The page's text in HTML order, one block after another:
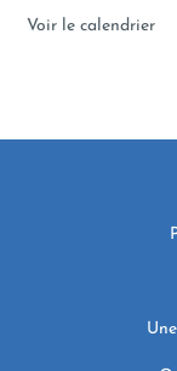
Voir le calendrier